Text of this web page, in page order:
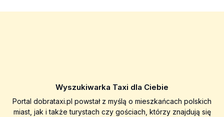
Wyszukiwarka Taxi dla Ciebie
Portal dobrataxi.pl powstał z myślą o mieszkańcach polskich
miast, jak i także turystach czy gościach, którzy znajdują się